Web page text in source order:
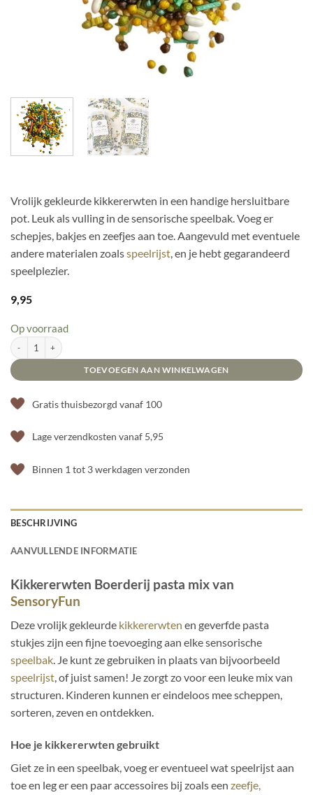
Vrolijk gekleurde kikkererwten in een handige hersluitbare
pot. Leuk als vulling in de sensorische speelbak. Voeg er
schepjes, bakjes en zeefjes aan toe. Aangevuld met eventuele
andere materialen zoalsspeelrijst, en je hebt gegarandeerd
speelplezier.
9,95
Op voorraad
Kikkererwten Boerderij pasta mix - 430 gram aantal
TOEVOEGEN AAN WINKELWAGEN
Gratis thuisbezorgd vanaf 100
Lage verzendkosten vanaf 5,95
Binnen 1 tot 3 werkdagen verzonden
BESCHRIJVING
AANVULLENDE INFORMATIE
Kikkererwten Boerderij pasta mix van
SensoryFun
Deze vrolijk gekleurde kikkererwten en geverfde pasta
stukjes zijn een fijne toevoeging aan elke sensorische
speelbak. Je kunt ze gebruiken in plaats van bijvoorbeeld
speelrijst, of juist samen! Je zorgt zo voor een leuke mix van
structuren. Kinderen kunnen er eindeloos mee scheppen,
sorteren, zeven en ontdekken.
Hoe je kikkererwten gebruikt
Giet ze in een speelbak, voeg er eventueel wat speelrijst aan
toe en leg er een paar accessoires bij zoals een zeefje,